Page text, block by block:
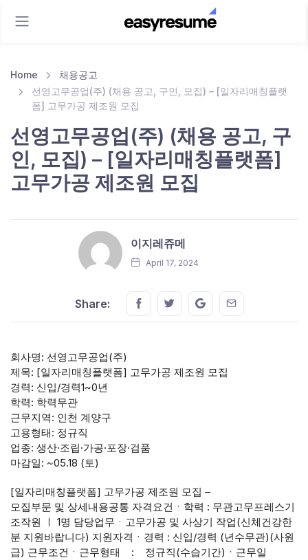
Home
채용공고
선영고무공업(주) (채용 공고, 구인, 모집) – [일자리매칭플랫
폼] 고무가공 제조원 모집
선영고무공업(주) (채용 공고, 구
인, 모집) – [일자리매칭플랫폼]
고무가공 제조원 모집
이지레쥬메
April 17, 2024
Share: Share this on FaceBook
Share this on Twitter
Share this on GMail
Share this on
회사명: 선영고무공업(주)
제목: [일자리매칭플랫폼] 고무가공 제조원 모집
경력: 신입/경력1~0년
학력: 학력무관
근무지역: 인천 계양구
고용형태: 정규직
업종: 생산·조립·가공·포장·검품
마감일: ~05.18 (토)
[일자리매칭플랫폼] 고무가공 제조원 모집 –
모집부문 및 상세내용공통 자격요건ㆍ학력 : 무관고무프레스기
조작원 ㅣ 1명 담당업무ㆍ고무가공 및 사상기 작업(신체건강한
분 지원바랍니다) 지원자격ㆍ경력 : 신입/경력 (년수무관)(사원
급) 근무조건ㆍ근무형태 : 정규직(수습기간)ㆍ근무일